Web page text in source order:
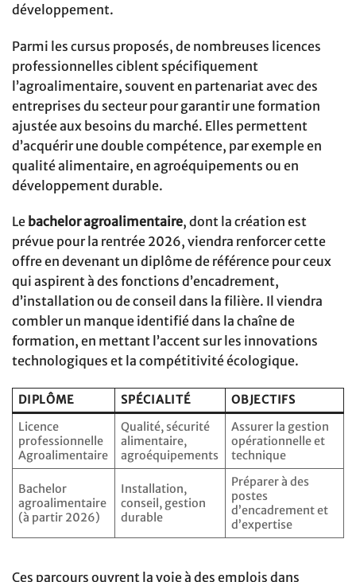
développement.
Parmi les cursus proposés, de nombreuses licences
professionnelles ciblent spécifiquement
l’agroalimentaire, souvent en partenariat avec des
entreprises du secteur pour garantir une formation
ajustée aux besoins du marché. Elles permettent
d’acquérir une double compétence, par exemple en
qualité alimentaire, en agroéquipements ou en
développement durable.
Le bachelor agroalimentaire, dont la création est
prévue pour la rentrée 2026, viendra renforcer cette
offre en devenant un diplôme de référence pour ceux
qui aspirent à des fonctions d’encadrement,
d’installation ou de conseil dans la filière. Il viendra
combler un manque identifié dans la chaîne de
formation, en mettant l’accent sur les innovations
technologiques et la compétitivité écologique.
DIPLÔME SPÉCIALITÉ
OBJECTIFS
Licence
professionnelle
Agroalimentaire
Qualité, sécurité
alimentaire,
agroéquipements
Assurer la gestion
opérationnelle et
technique
Bachelor
agroalimentaire
(à partir 2026)
Installation,
conseil, gestion
durable
Préparer à des
postes
d’encadrement et
d’expertise
Ces parcours ouvrent la voie à des emplois dans